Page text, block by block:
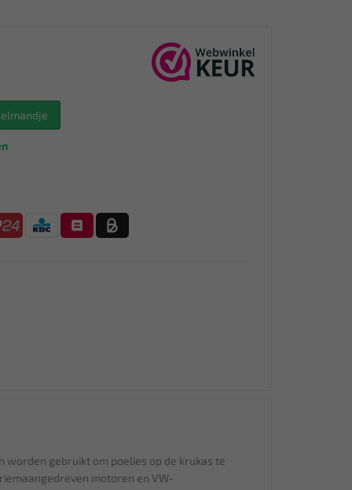
worden gebruikt om poelies op de krukas te
motoren en VW-